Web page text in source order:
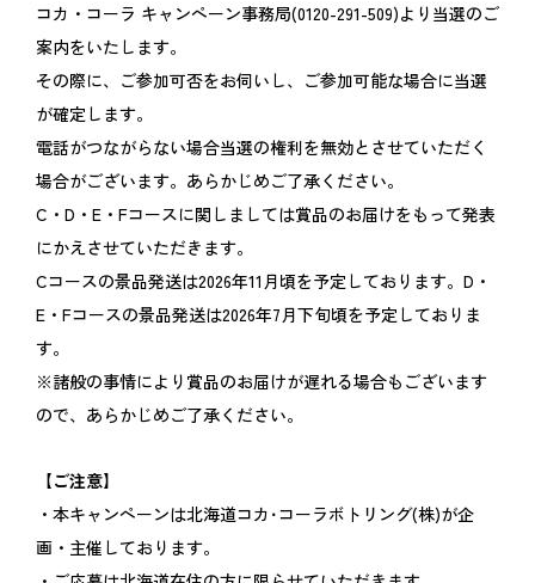
コカ・コーラ キャンペーン事務局(0120-291-509)より当選のご
案内をいたします。
その際に、ご参加可否をお伺いし、ご参加可能な場合に当選
が確定します。
電話がつながらない場合当選の権利を無効とさせていただく
場合がございます。あらかじめご了承ください。
C・D・E・Fコースに関しましては賞品のお届けをもって発表
にかえさせていただきます。
Cコースの景品発送は2026年11月頃を予定しております。D・
E・Fコースの景品発送は2026年7月下旬頃を予定しておりま
す。
※諸般の事情により賞品のお届けが遅れる場合もございます
ので、あらかじめご了承ください。
【ご注意】
・本キャンペーンは北海道コカ･コーラボトリング(株)が企
画・主催しております。